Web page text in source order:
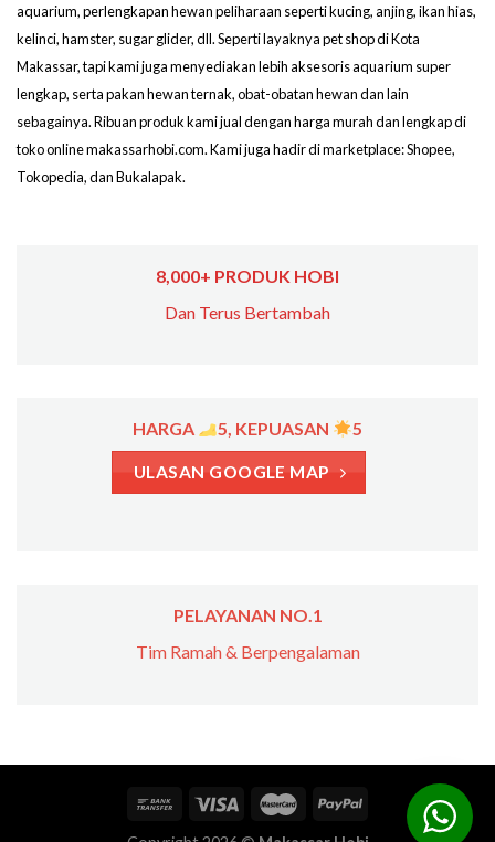
aquarium, perlengkapan hewan peliharaan seperti kucing, anjing, ikan hias,
kelinci, hamster, sugar glider, dll. Seperti layaknya pet shop di Kota
Makassar, tapi kami juga menyediakan lebih aksesoris aquarium super
lengkap, serta pakan hewan ternak, obat-obatan hewan dan lain
sebagainya. Ribuan produk kami jual dengan harga murah dan lengkap di
toko online makassarhobi.com. Kami juga hadir di marketplace: Shopee,
Tokopedia, dan Bukalapak.
8,000+ PRODUK HOBI
Dan Terus Bertambah
HARGA 5, KEPUASAN 5
ULASAN GOOGLE MAP
PELAYANAN NO.1
Tim Ramah & Berpengalaman